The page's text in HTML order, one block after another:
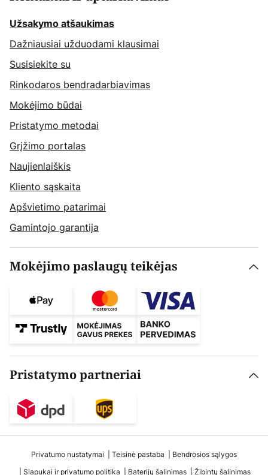
Užsakymo atšaukimas
Dažniausiai užduodami klausimai
Susisiekite su
Rinkodaros bendradarbiavimas
Mokėjimo būdai
Pristatymo metodai
Grįžimo portalas
Naujienlaiškis
Kliento sąskaita
Apšvietimo patarimai
Gamintojo garantija
Mokėjimo paslaugų teikėjas
Pristatymo partneriai
Privatumo nustatymai Teisinė pastaba
Bendrosios sąlygos
Slapukai ir privatumo politika
Baterijų šalinimas Žibintų šalinimas